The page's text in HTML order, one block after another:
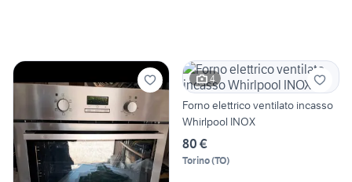
4
Forno elettrico ventilato incasso
Whirlpool INOX
80 €
Torino(TO)